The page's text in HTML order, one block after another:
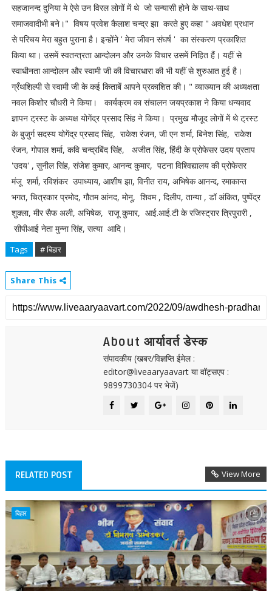
सहजानन्द दुनिया मे ऐसे उन विरल लोगों में थे जो सन्यासी होने के साथ-साथ
समाजवादीभी बने।" विषय प्रवेश कैलाश चन्द्र झा करते हुए कहा " अवधेश प्रधान
से परिचय मेरा बहुत पुराना है। इन्होंने ' मेरा जीवन संघर्ष ' का संस्करण प्रकाशित
किया था। उसमें स्वतन्त्रता आन्दोलन और उनके विचार उसमें निहित हैं। यहीं से
स्वाधीनता आन्दोलन और स्वामी जी की विचारधारा की भी यहीं से शुरुआत हुई है।
ग्रँथशिल्पी से स्वामी जी के कई किताबें आपने प्रकाशित की। " व्याख्यान की अध्यक्षता
नवल किशोर चौधरी ने किया। कार्यक्रम का संचालन जयप्रकाश ने किया धन्यवाद
ज्ञापन ट्रस्ट के अध्यक्ष योगेंद्र प्रसाद सिंह ने किया। प्रमुख मौजूद लोगों में थे ट्रस्ट
के बुजुर्ग सदस्य योगेंद्र प्रसाद सिंह, राकेश रंजन, जी एन शर्मा, बिनेश सिंह, राकेश
रंजन, गोपाल शर्मा, कवि चन्द्रबिंद सिंह, अजीत सिंह, हिंदी के प्रोफेसर उदय प्रताप
'उदय' , सुनील सिंह, संजेश कुमार, आनन्द कुमार, पटना विश्विद्यालय की प्रोफेसर
मंजू शर्मा, रविशंकर उपाध्याय, आशीष झा, विनीत राय, अभिषेक आनन्द, रमाकान्त
भगत, चित्रकार प्रमोद, गौतम आंनद, मोनू, शिवम , दिलीप, तान्या , डॉ अंकित, पुष्पेंद्र
शुक्ला, मीर सैफ अली, अभिषेक, राजू कुमार, आई.आई.टी के रजिस्ट्रार त्रिपुरारी ,
सीपीआई नेता मुन्ना सिंह, सत्या आदि।
Tags # बिहार
Share This
About आर्यावर्त डेस्क
संपादकीय (खबर/विज्ञप्ति ईमेल :
editor@liveaaryaavart या वॉट्सएप :
9899730304 पर भेजें)
RELATED POST View More
बिहार